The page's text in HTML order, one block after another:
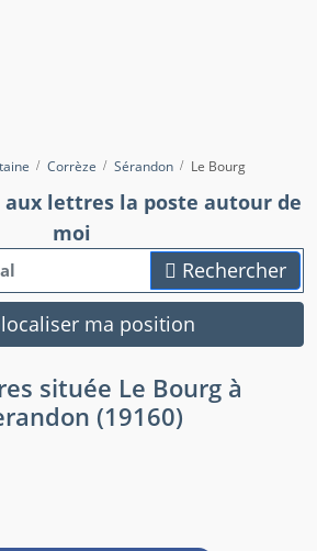
Corrèze Sérandon Le Bourg
lettres la poste autour de
moi
Rechercher
ma position
située Le Bourg à
(19160)